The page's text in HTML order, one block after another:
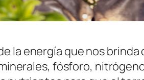
la energía que nos brinda
fósforo,